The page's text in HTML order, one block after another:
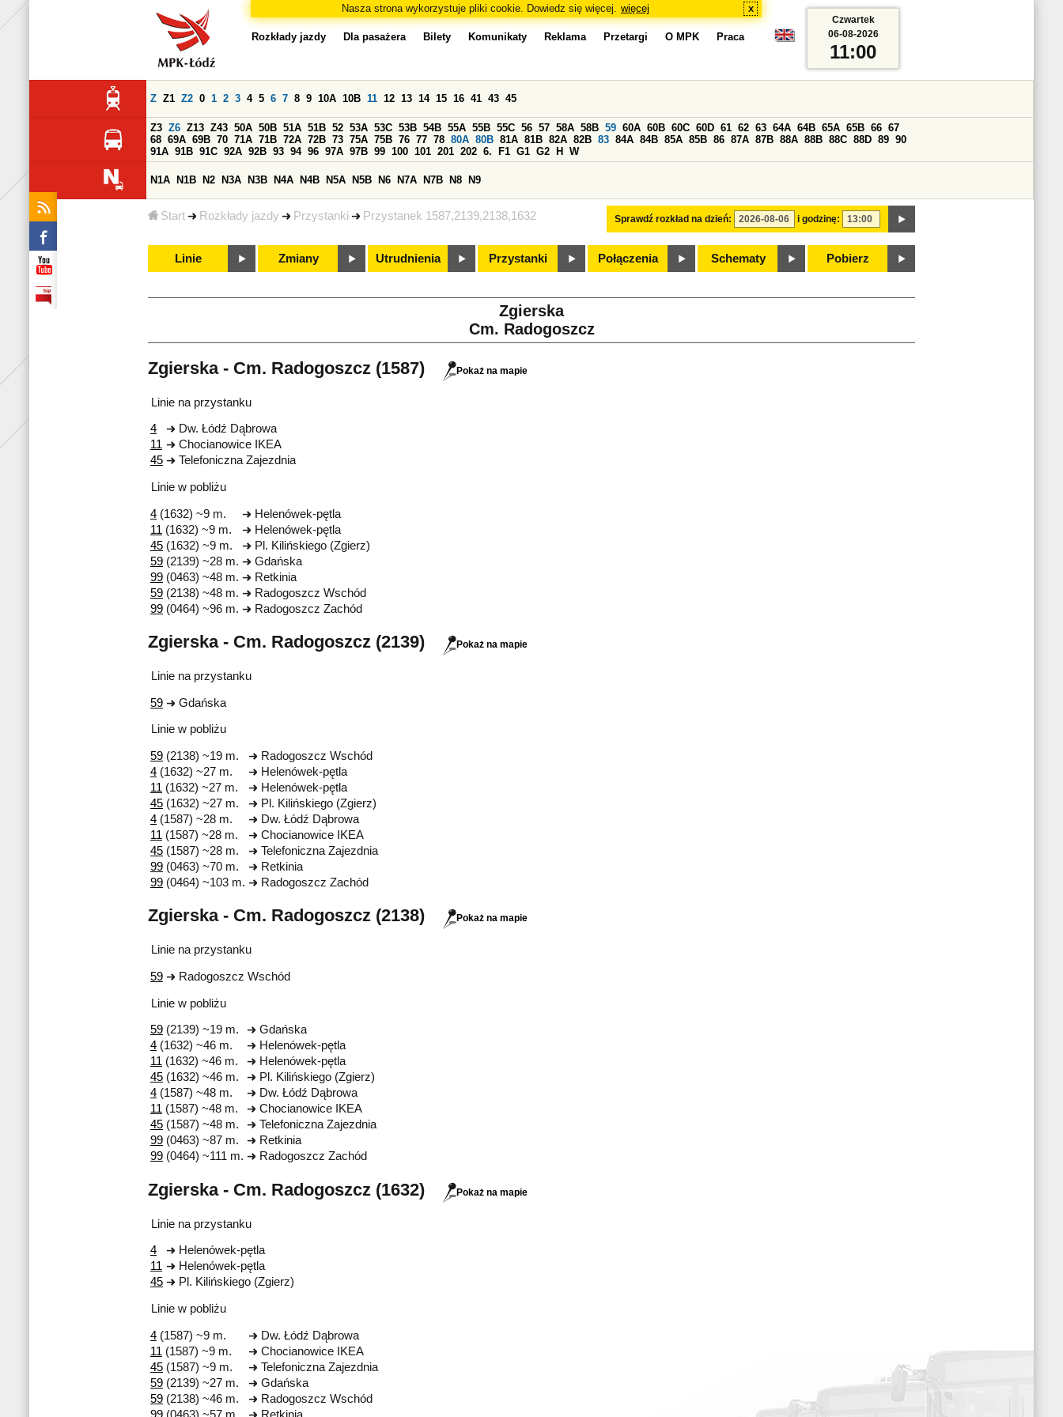
Nasza strona wykorzystuje pliki cookie. Dowiedz się więcej. więcej x
Start Rozkłady jazdy Przystanki Przystanek 1587,2139,2138,1632
Rozkłady jazdy Dla pasażera Bilety Komunikaty Reklama Przetargi O MPK Praca
Sprawdź rozkład na dzień: i godzinę:
Z Z1 Z2 0 1 2 3 4 5 6 7 8 9 10A 10B 11 12 13 14 15 16 41 43 45
Z3 Z6 Z13 Z43 50A 50B 51A 51B 52 53A 53C 53B 54B 55A 55B 55C 56 57 58A 58B 59 60A 60B 60C 60D 61 62 63 64A 64B 65A 65B 66 67
68 69A 69B 70 71A 71B 72A 72B 73 75A 75B 76 77 78 80A 80B 81A 81B 82A 82B 83 84A 84B 85A 85B 86 87A 87B 88A 88B 88C 88D 89 90
91A 91B 91C 92A 92B 93 94 96 97A 97B 99 100 101 201 202 6. F1 G1 G2 H W
N1A N1B N2 N3A N3B N4A N4B N5A N5B N6 N7A N7B N8 N9
Linie Zmiany Utrudnienia Przystanki Połączenia Schematy Pobierz
Czwartek
06-08-2026
11:00
Zgierska
Cm. Radogoszcz
Zgierska - Cm. Radogoszcz (1587) Pokaż na mapie
Linie na przystanku
4
Dw. Łódź Dąbrowa
11
Chocianowice IKEA
45
Telefoniczna Zajezdnia
Linie w pobliżu
4 (1632) ~9 m.
Helenówek-pętla
11 (1632) ~9 m.
Helenówek-pętla
45 (1632) ~9 m.
Pl. Kilińskiego (Zgierz)
59 (2139) ~28 m.
Gdańska
99 (0463) ~48 m.
Retkinia
59 (2138) ~48 m.
Radogoszcz Wschód
99 (0464) ~96 m. Radogoszcz Zachód
Zgierska - Cm. Radogoszcz (2139) Pokaż na mapie
Linie na przystanku
59 Gdańska
Linie w pobliżu
59 (2138) ~19 m.
Radogoszcz Wschód
4 (1632) ~27 m.
Helenówek-pętla
11 (1632) ~27 m.
Helenówek-pętla
45 (1632) ~27 m.
Pl. Kilińskiego (Zgierz)
4 (1587) ~28 m.
Dw. Łódź Dąbrowa
11 (1587) ~28 m.
Chocianowice IKEA
45 (1587) ~28 m.
Telefoniczna Zajezdnia
99 (0463) ~70 m.
Retkinia
99 (0464) ~103 m. Radogoszcz Zachód
Zgierska - Cm. Radogoszcz (2138) Pokaż na mapie
Linie na przystanku
59 Radogoszcz Wschód
Linie w pobliżu
59 (2139) ~19 m.
Gdańska
4 (1632) ~46 m.
Helenówek-pętla
11 (1632) ~46 m.
Helenówek-pętla
45 (1632) ~46 m.
Pl. Kilińskiego (Zgierz)
4 (1587) ~48 m.
Dw. Łódź Dąbrowa
11 (1587) ~48 m.
Chocianowice IKEA
45 (1587) ~48 m.
Telefoniczna Zajezdnia
99 (0463) ~87 m.
Retkinia
99 (0464) ~111 m. Radogoszcz Zachód
Zgierska - Cm. Radogoszcz (1632) Pokaż na mapie
Linie na przystanku
4
Helenówek-pętla
11
Helenówek-pętla
45
Pl. Kilińskiego (Zgierz)
Linie w pobliżu
4 (1587) ~9 m.
Dw. Łódź Dąbrowa
11 (1587) ~9 m.
Chocianowice IKEA
45 (1587) ~9 m.
Telefoniczna Zajezdnia
59 (2139) ~27 m.
Gdańska
59 (2138) ~46 m.
Radogoszcz Wschód
99 (0463) ~57 m. Retkinia